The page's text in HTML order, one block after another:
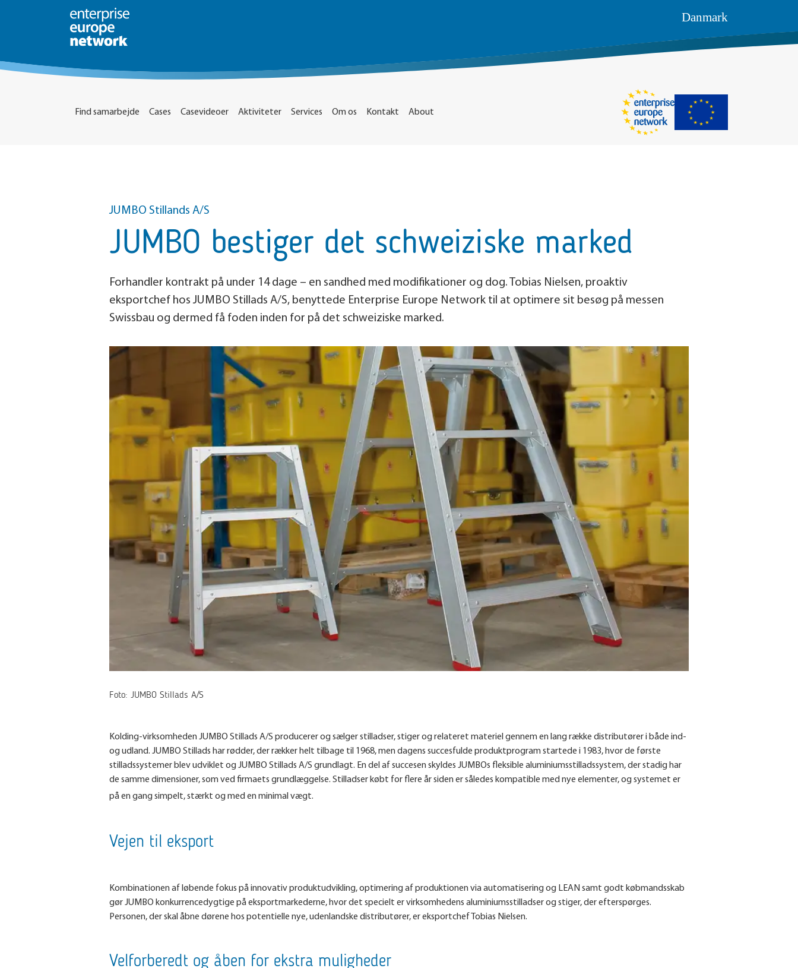
Danmark
Find samarbejde Cases Casevideoer Aktiviteter Services Om os Kontakt About
JUMBO Stillands A/S
JUMBO bestiger det schweiziske marked
Forhandler kontrakt på under 14 dage – en sandhed med modifikationer og dog. Tobias Nielsen, proaktiv
eksportchef hos JUMBO Stillads A/S, benyttede Enterprise Europe Network til at optimere sit besøg på messen
Swissbau og dermed få foden inden for på det schweiziske marked.
Foto: JUMBO Stillads A/S
Kolding-virksomheden JUMBO Stillads A/S producerer og sælger stilladser, stiger og relateret materiel gennem en lang række distributører i både ind-
og udland. JUMBO Stillads har rødder, der rækker helt tilbage til 1968, men dagens succesfulde produktprogram startede i 1983, hvor de første
stilladssystemer blev udviklet og JUMBO Stillads A/S grundlagt. En del af succesen skyldes JUMBOs fleksible aluminiumsstilladssystem, der stadig har
de samme dimensioner, som ved firmaets grundlæggelse. Stilladser købt for flere år siden er således kompatible med nye elementer, og systemet er
på en gang simpelt, stærkt og med en minimal vægt.
Vejen til eksport
Kombinationen af løbende fokus på innovativ produktudvikling, optimering af produktionen via automatisering og LEAN samt godt købmandsskab
gør JUMBO konkurrencedygtige på eksportmarkederne, hvor det specielt er virksomhedens aluminiumsstilladser og stiger, der efterspørges.
Personen, der skal åbne dørene hos potentielle nye, udenlandske distributører, er eksportchef Tobias Nielsen.
Velforberedt og åben for ekstra muligheder